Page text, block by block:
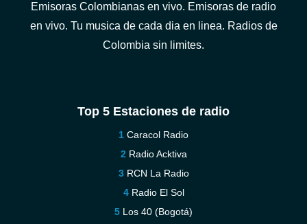
Emisoras Colombianas en vivo. Emisoras de radio
en vivo. Tu musica de cada dia en linea. Radios de
Colombia sin limites.
Top 5 Estaciones de radio
Caracol Radio
Radio Acktiva
RCN La Radio
Radio El Sol
Los 40 (Bogotá)